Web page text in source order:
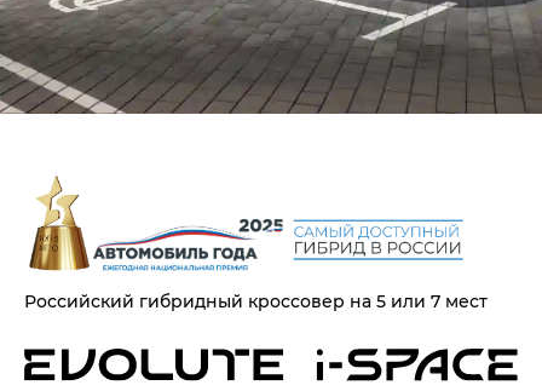
Российский гибридный кроссовер на 5 или 7 мест